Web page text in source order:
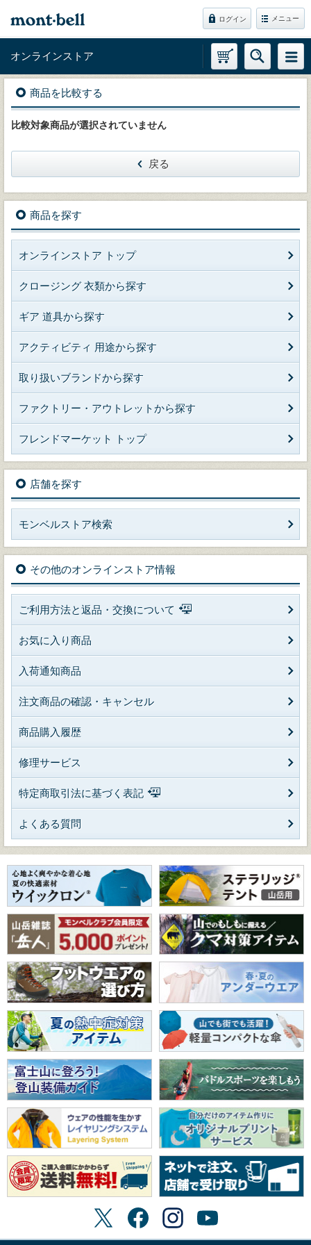
ログイン メニュー
オンラインストア
商品を比較する
比較対象商品が選択されていません
戻る
商品を探す
オンラインストア トップ
クロージング 衣類から探す
ギア 道具から探す
アクティビティ 用途から探す
取り扱いブランドから探す
ファクトリー・アウトレットから探す
フレンドマーケット トップ
店舗を探す
モンベルストア検索
その他のオンラインストア情報
ご利用方法と返品・交換について
お気に入り商品
入荷通知商品
注文商品の確認・キャンセル
商品購入履歴
修理サービス
特定商取引法に基づく表記
よくある質問